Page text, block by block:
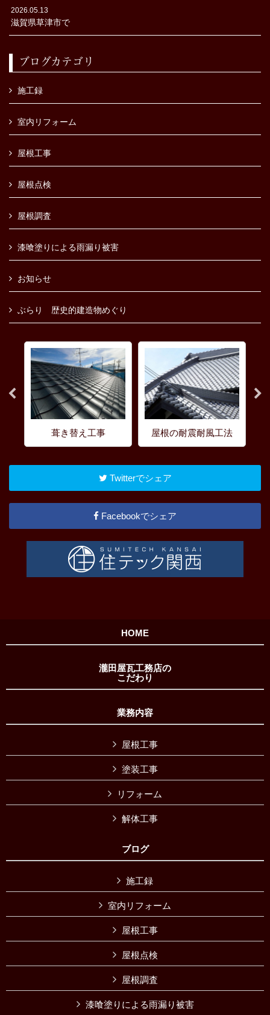
2026.05.13
滋賀県草津市で
ブログカテゴリ
施工録
室内リフォーム
屋根工事
屋根点検
屋根調査
漆喰塗りによる雨漏り被害
お知らせ
ぶらり 歴史的建造物めぐり
葺き替え工事 屋根の耐震耐風工法
Twitterでシェア
Facebookでシェア
HOME
瀧田屋瓦工務店の
こだわり
業務内容
屋根工事
塗装工事
リフォーム
解体工事
ブログ
施工録
室内リフォーム
屋根工事
屋根点検
屋根調査
漆喰塗りによる雨漏り被害